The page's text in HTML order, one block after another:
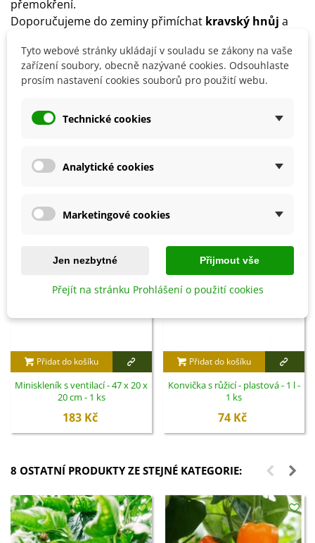
přemokření.
Doporučujeme do zeminy přimíchat kravský hnůj a
Papriky lze skladovatpřibližně 2 týdny při teplotě 12–
14 °C.
Detaily produktu
SOUVISEJÍCÍ PRODUKTY
Přidat do košíku
Miniskleník s ventilací - 47 x 20 x
20 cm - 1 ks
183 Kč
Přidat do košíku
Konvička s růžicí - plastová - 1 l -
1 ks
74 Kč
8 OSTATNÍ PRODUKTY ZE STEJNÉ KATEGORIE:
Tyto webové stránky ukládají v souladu se zákony na vaše
zařízení soubory, obecně nazývané cookies. Odsouhlaste
prosím nastavení cookies souborů pro použití webu.
Technické cookies
Analytické cookies
Marketingové cookies
Jen nezbytné Přijmout vše
Přejít na stránku Prohlášení o použití cookies